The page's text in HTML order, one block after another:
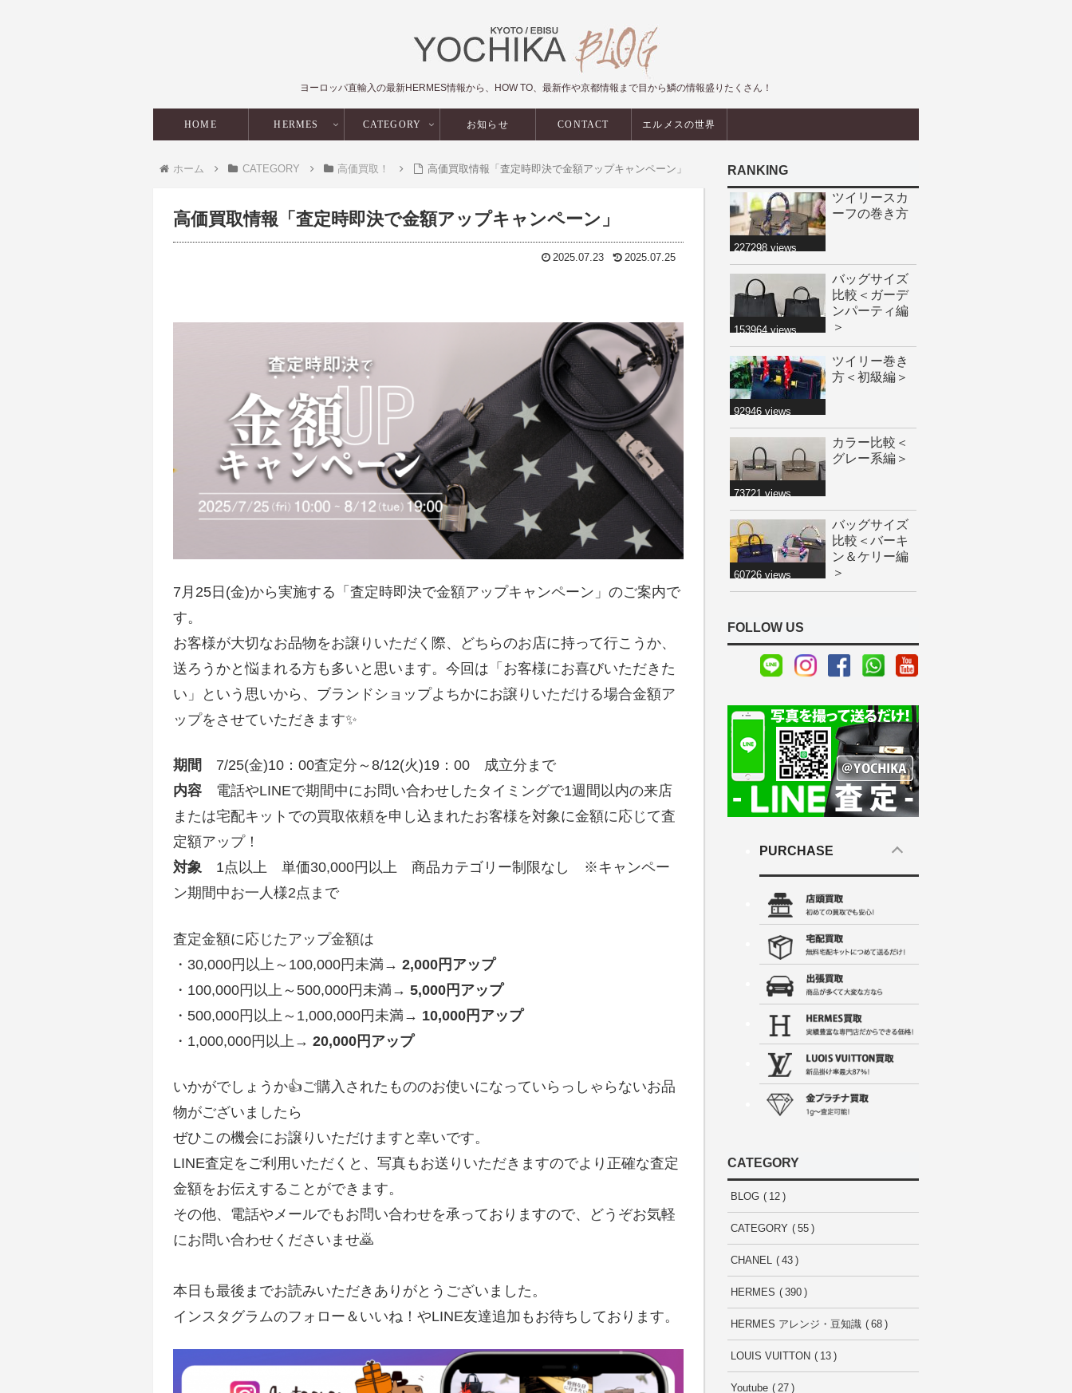
ヨーロッパ直輸入の最新HERMES情報から、HOW TO、最新作や京都情報まで目から鱗の情報盛りたくさん！
HOME HERMES CATEGORY お知らせ CONTACT エルメスの世界
ホーム CATEGORY 高価買取！ 高価買取情報「査定時即決で金額アップキャンペーン」
高価買取情報「査定時即決で金額アップキャンペーン」
2025.07.23 2025.07.25
7月25日(金)から実施する「査定時即決で金額アップキャンペーン」のご案内で
す。
お客様が大切なお品物をお譲りいただく際、どちらのお店に持って行こうか、
送ろうかと悩まれる方も多いと思います。今回は「お客様にお喜びいただきた
い」という思いから、ブランドショップよちかにお譲りいただける場合金額ア
ップをさせていただきます✨
期間 7/25(金)10：00査定分～8/12(火)19：00 成立分まで
内容 電話やLINEで期間中にお問い合わせしたタイミングで1週間以内の来店
または宅配キットでの買取依頼を申し込まれたお客様を対象に金額に応じて査
定額アップ！
対象 1点以上 単価30,000円以上 商品カテゴリー制限なし ※キャンペー
ン期間中お一人様2点まで
査定金額に応じたアップ金額は
・30,000円以上～100,000円未満→ 2,000円アップ
・100,000円以上～500,000円未満→ 5,000円アップ
・500,000円以上～1,000,000円未満→ 10,000円アップ
・1,000,000円以上→ 20,000円アップ
いかがでしょうか👍ご購入されたもののお使いになっていらっしゃらないお品
物がございましたら
ぜひこの機会にお譲りいただけますと幸いです。
LINE査定をご利用いただくと、写真もお送りいただきますのでより正確な査定
金額をお伝えすることができます。
その他、電話やメールでもお問い合わせを承っておりますので、どうぞお気軽
にお問い合わせくださいませ🙇
本日も最後までお読みいただきありがとうございました。
インスタグラムのフォロー＆いいね！やLINE友達追加もお待ちしております。
RANKING
ツイリースカ
ーフの巻き方
227298 views
バッグサイズ
比較＜ガーデ
ンパーティ編
＞
153964 views
ツイリー巻き
方＜初級編＞
92946 views
カラー比較＜
グレー系編＞
73721 views
バッグサイズ
比較＜バーキ
ン＆ケリー編
＞
60726 views
FOLLOW US
PURCHASE
CATEGORY
BLOG 12
CATEGORY 55
CHANEL 43
HERMES 390
HERMES アレンジ・豆知識 68
LOUIS VUITTON 13
Youtube 27